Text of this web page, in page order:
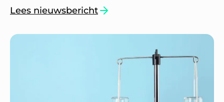
Lees nieuwsbericht
`Oogbewegingsstoornis verstoort